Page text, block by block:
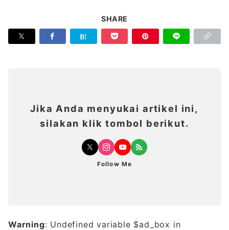
SHARE
Jika Anda menyukai artikel ini,
silakan klik tombol berikut.
Follow Me
Warning: Undefined variable $ad_box in